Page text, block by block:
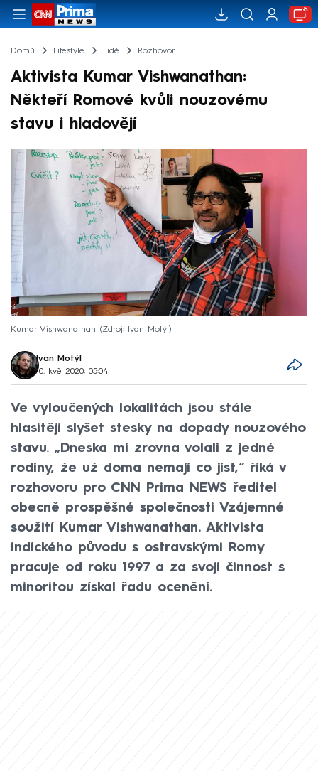
Domů Lifestyle Lidé Rozhovor
Aktivista Kumar Vishwanathan:
Někteří Romové kvůli nouzovému
stavu i hladovějí
Kumar Vishwanathan Zdroj: Ivan Motýl
Ivan Motýl
10. kvě 2020, 05:04
Ve vyloučených lokalitách jsou stále
hlasitěji slyšet stesky na dopady nouzového
stavu. „Dneska mi zrovna volali z jedné
rodiny, že už doma nemají co jíst,“ říká v
rozhovoru pro CNN Prima NEWS ředitel
obecně prospěšné společnosti Vzájemné
soužití Kumar Vishwanathan. Aktivista
indického původu s ostravskými Romy
pracuje od roku 1997 a za svoji činnost s
minoritou získal řadu ocenění.